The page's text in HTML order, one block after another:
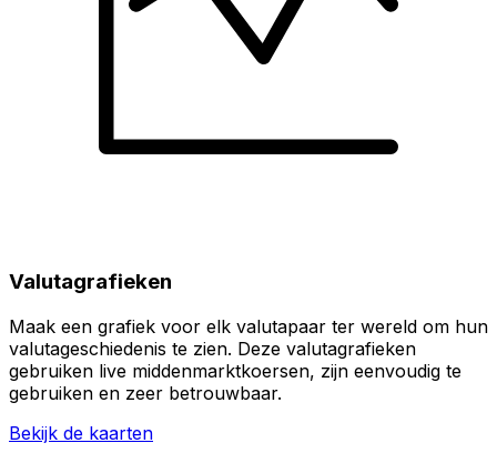
Valutagrafieken
Maak een grafiek voor elk valutapaar ter wereld om hun
valutageschiedenis te zien. Deze valutagrafieken
gebruiken live middenmarktkoersen, zijn eenvoudig te
gebruiken en zeer betrouwbaar.
Bekijk de kaarten